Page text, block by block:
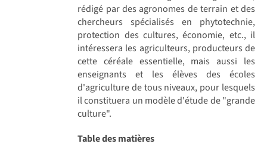
rédigé par des agronomes de terrain et des
chercheurs spécialisés en phytotechnie,
protection des cultures, économie, etc., il
intéressera les agriculteurs, producteurs de
cette céréale essentielle, mais aussi les
enseignants et les élèves des écoles
d'agriculture de tous niveaux, pour lesquels
il constituera un modèle d'étude de "grande
culture".
Table des matières